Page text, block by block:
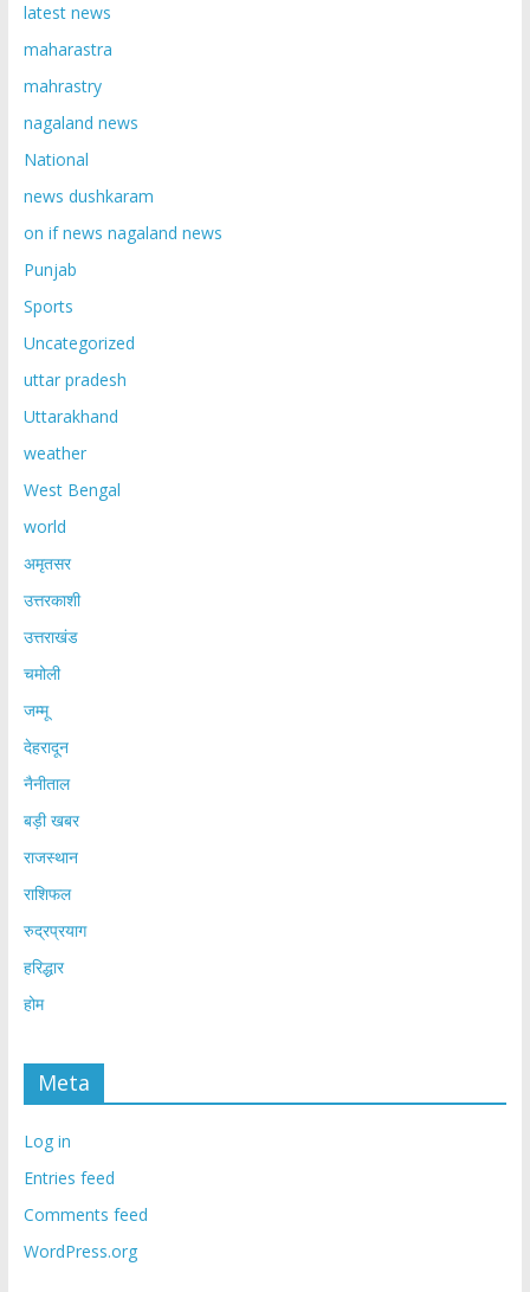
latest news
maharastra
mahrastry
nagaland news
National
news dushkaram
on if news nagaland news
Punjab
Sports
Uncategorized
uttar pradesh
Uttarakhand
weather
West Bengal
world
अमृतसर
उत्तरकाशी
उत्तराखंड
चमोली
जम्मू
देहरादून
नैनीताल
बड़ी खबर
राजस्थान
राशिफल
रुद्रप्रयाग
हरिद्धार
होम
Meta
Log in
Entries feed
Comments feed
WordPress.org